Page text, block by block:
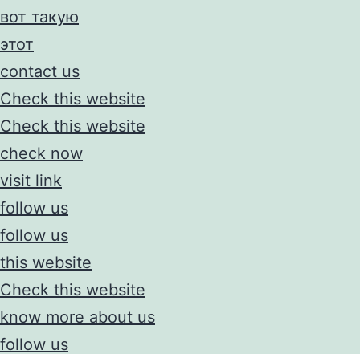
вот такую
этот
contact us
Check this website
Check this website
check now
visit link
follow us
follow us
this website
Check this website
know more about us
follow us